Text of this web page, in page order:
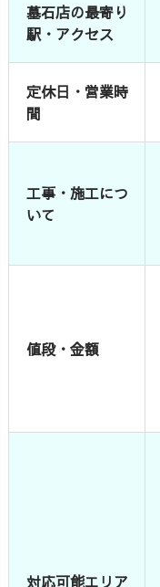
墓石店の最寄り
駅・アクセス
定休日・営業時
間
工事・施工につ
いて
値段・金額
対応可能エリア